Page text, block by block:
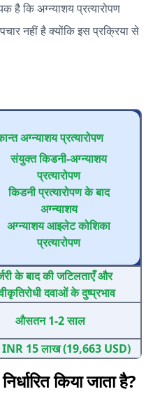
है कि अग्न्याशय प्रत्यारोपण
नहीं है क्योंकि इस प्रक्रिया से
अग्न्याशय प्रत्यारोपण
संयुक्त किडनी-अग्न्याशय
प्रत्यारोपण
किडनी प्रत्यारोपण के बाद
अग्न्याशय
अग्न्याशय आइलेट कोशिका
प्रत्यारोपण
के बाद की जटिलताएँ और
दवाओं के दुष्प्रभाव
औसतन 1-2 साल
15 लाख (19,663 USD)
किया जाता है?